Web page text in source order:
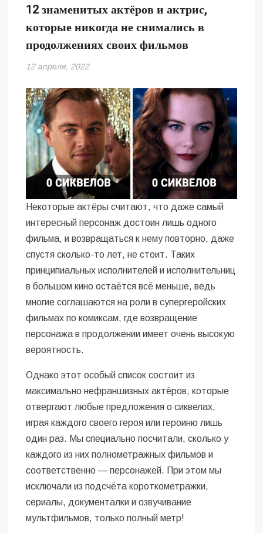
12 знаменитых актёров и актрис,
которые никогда не снимались в
продолжениях своих фильмов
12 апреля, 2022
Некоторые актёры считают, что даже самый
интересный персонаж достоин лишь одного
фильма, и возвращаться к нему повторно, даже
спустя сколько-то лет, не стоит. Таких
принципиальных исполнителей и исполнительниц
в большом кино остаётся всё меньше, ведь
многие соглашаются на роли в супергеройских
фильмах по комиксам, где возвращение
персонажа в продолжении имеет очень высокую
вероятность.
Однако этот особый список состоит из
максимально нефраншизных актёров, которые
отвергают любые предложения о сиквелах,
играя каждого своего героя или героиню лишь
один раз. Мы специально посчитали, сколько у
каждого из них полнометражных фильмов и
соответственно — персонажей. При этом мы
исключали из подсчёта короткометражки,
сериалы, документалки и озвучивание
мультфильмов, только полный метр!